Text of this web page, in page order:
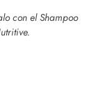
con el Shampoo